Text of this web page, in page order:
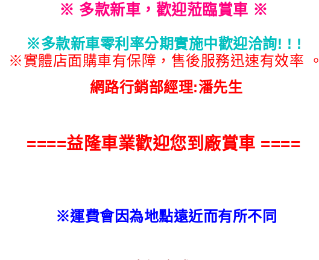
※ 多款新車，歡迎蒞臨賞車 ※
※多款新車零利率分期實施中歡迎洽詢! ! !
※實體店面購車有保障，售後服務迅速有效率 。
網路行銷部經理:潘先生
====益隆車業歡迎您到廠賞車 ====
※運費會因為地點遠近而有所不同